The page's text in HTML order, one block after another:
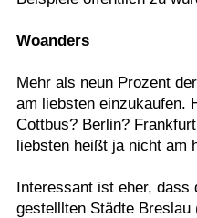
Woanders
Mehr als neun Prozent
am liebsten einzukaufen.
Cottbus? Berlin?
liebsten heißt ja nicht am
Interessant ist eher, dass
gestelllten Städte Breslau